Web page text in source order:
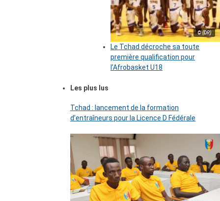
© (DR)
Le Tchad décroche sa toute
première qualification pour
l’Afrobasket U18
Les plus lus
Tchad : lancement de la formation
d’entraîneurs pour la Licence D Fédérale